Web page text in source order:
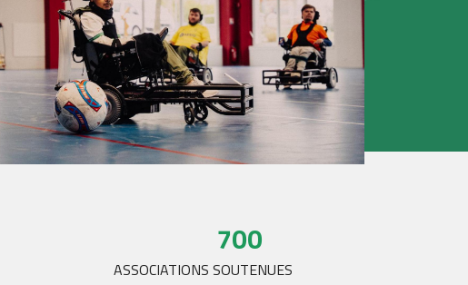
Nature 42 pour
de centaines de
Cœur-Vert a
700
ASSOCIATIONS SOUTENUES